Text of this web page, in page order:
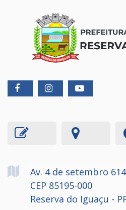
Av. 4 de setembro 614
CEP 85195-000
Reserva do Iguaçu -